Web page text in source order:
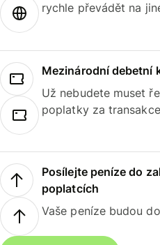
rychle převádět na
Mezinárodní debetní
Už nebudete muset
poplatky za
Posílejte peníze do
poplatcích
Vaše peníze budou